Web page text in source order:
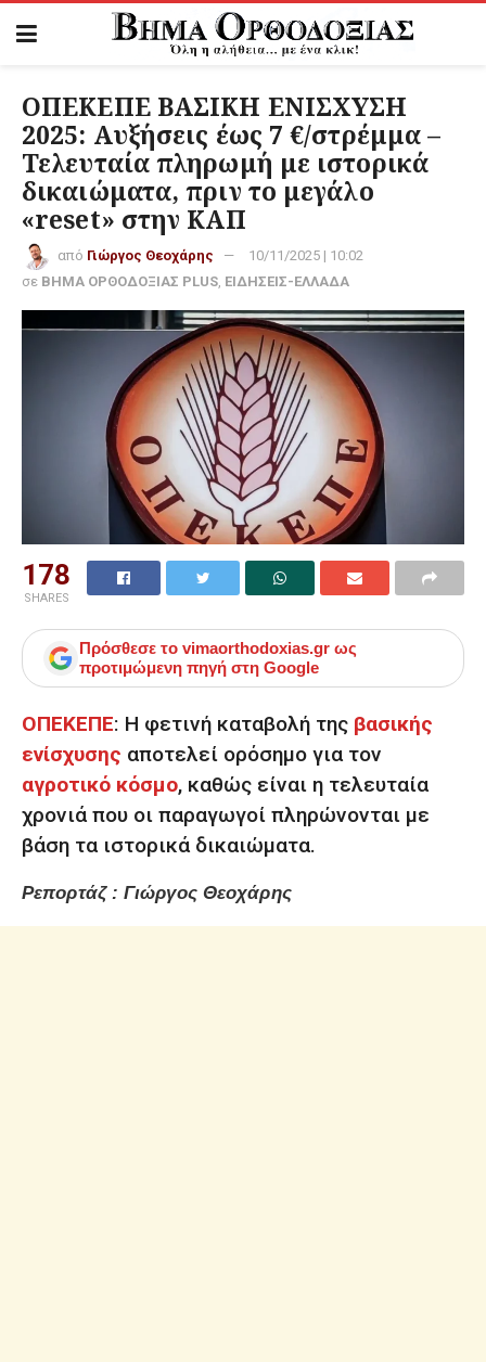
ΟΠΕΚΕΠΕ ΒΑΣΙΚΗ ΕΝΙΣΧΥΣΗ
2025: Αυξήσεις έως 7 €/στρέμμα –
Τελευταία πληρωμή με ιστορικά
δικαιώματα, πριν το μεγάλο
«reset» στην ΚΑΠ
από Γιώργος Θεοχάρης
10/11/2025 | 10:02
σε ΒΗΜΑ ΟΡΘΟΔΟΞΙΑΣ PLUS, ΕΙΔΗΣΕΙΣ-ΕΛΛΑΔΑ
178
SHARES
Πρόσθεσε το vimaorthodoxias.gr ως
προτιμώμενη πηγή στη Google
ΟΠΕΚΕΠΕ: Η φετινή καταβολή της βασικής
ενίσχυσης αποτελεί ορόσημο για τον
αγροτικό κόσμο, καθώς είναι η τελευταία
χρονιά που οι παραγωγοί πληρώνονται με
βάση τα ιστορικά δικαιώματα.
Ρεπορτάζ : Γιώργος Θεοχάρης